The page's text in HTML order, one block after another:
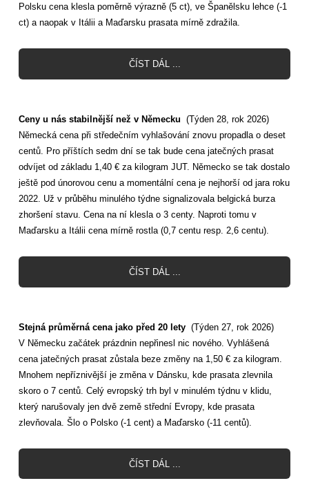
Polsku cena klesla poměrně výrazně (5 ct), ve Španělsku lehce (-1
ct) a naopak v Itálii a Maďarsku prasata mírně zdražila.
ČÍST DÁL ...
Ceny u nás stabilnější než v Německu (Týden 28, rok 2026)
Německá cena při středečním vyhlašování znovu propadla o deset
centů. Pro příštích sedm dní se tak bude cena jatečných prasat
odvíjet od základu 1,40 € za kilogram JUT. Německo se tak dostalo
ještě pod únorovou cenu a momentální cena je nejhorší od jara roku
2022. Už v průběhu minulého týdne signalizovala belgická burza
zhoršení stavu. Cena na ní klesla o 3 centy. Naproti tomu v
Maďarsku a Itálii cena mírně rostla (0,7 centu resp. 2,6 centu).
ČÍST DÁL ...
Stejná průměrná cena jako před 20 lety(Týden 27, rok 2026)
V Německu začátek prázdnin nepřinesl nic nového. Vyhlášená
cena jatečných prasat zůstala beze změny na 1,50 € za kilogram.
Mnohem nepříznivější je změna v Dánsku, kde prasata zlevnila
skoro o 7 centů. Celý evropský trh byl v minulém týdnu v klidu,
který narušovaly jen dvě země střední Evropy, kde prasata
zlevňovala. Šlo o Polsko (-1 cent) a Maďarsko (-11 centů).
ČÍST DÁL ...